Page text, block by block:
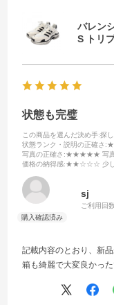
バレン
S トリ
状態も完璧
この商品を選んだ決め手:探
状態ランク・説明の正確さ
写真の正確さ :★★★★★ 写真
価格の納得感:★★☆☆☆ 少し
sj
ご利用回
記載内容のとおり、新
箱も綺麗で大変良かった